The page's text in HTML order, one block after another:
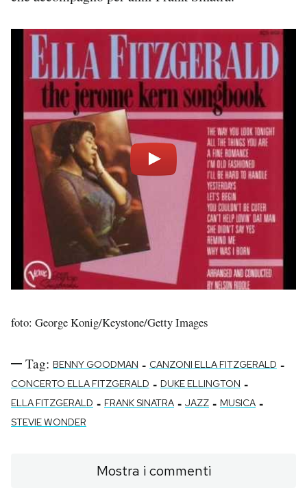
foto: George Konig/Keystone/Getty Images
Tag: BENNY GOODMAN - CANZONI ELLA FITZGERALD -
CONCERTO ELLA FITZGERALD - DUKE ELLINGTON -
ELLA FITZGERALD - FRANK SINATRA - JAZZ - MUSICA -
STEVIE WONDER
Mostra i commenti